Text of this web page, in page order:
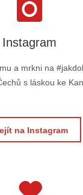
Instagram
a mrkni na
s láskou ke
na Instagram